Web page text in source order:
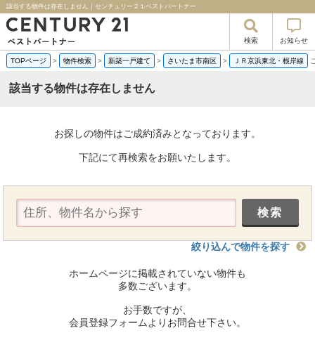
該当する物件は存在しません｜センチュリー２１ベストパートナー
検索 お知らせ
TOPページ > 物件検索 > 新築一戸建て > さいたま市南区 > ＪＲ京浜東北・根岸線
該当する物件は存在しません
お探しの物件はご成約済みとなっております。
下記にて再検索をお願いたします。
絞り込んで物件を探す
ホームページに掲載されていない物件も
多数ございます。
お手数ですが、
会員登録フォームよりお問合せ下さい。